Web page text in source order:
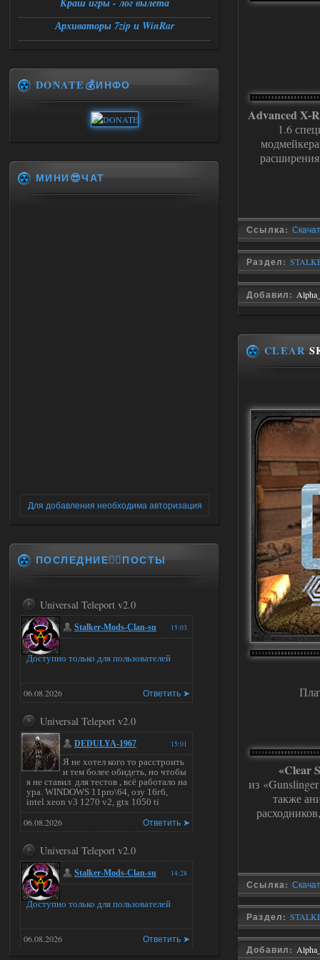
Advanced X-
1.6
Ссылка:
Раздел:
Добавил:
CLEAR
«Clear
из
также
Ссылка:
Раздел:
Добавил:
Краш игры - лог вылета
Архиваторы 7zip и WinRar
DONATE💰ИНФО
МИНИ😎ЧАТ
Для добавления необходима авторизация
ПОСЛЕДНИЕ✍🏻ПОСТЫ
Universal Teleport v2.0
15:03
Stalker-Mods-Clan-su
Доступно только для пользователей
Ответить ➤
06.08.2026
Universal Teleport v2.0
15:01
DEDULYA-1967
Я не хотел кого то расстроить
и тем более обидеть, но чтобы
я не ставил для тестов , всё работало на
ура. WINDOWS 11pro\64, озу 16гб,
intel xeon v3 1270 v2, gtx 1050 ti
Ответить ➤
06.08.2026
Universal Teleport v2.0
14:28
Stalker-Mods-Clan-su
Доступно только для пользователей
Ответить ➤
06.08.2026